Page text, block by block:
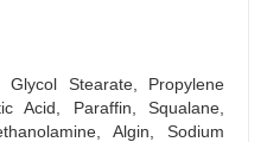
Stearate, Propylene
Acid, Paraffin, Squalane,
Algin, Sodium